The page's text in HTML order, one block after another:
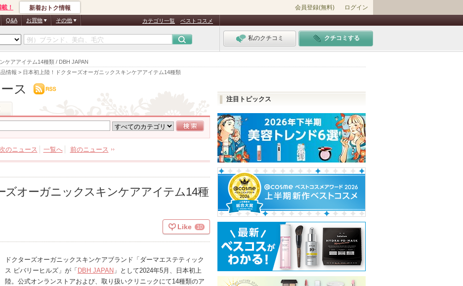
ケアアイテム14種類 / DBH JAPAN
情報 > 日本初上陸！ドクターズオーガニックスキンケアアイテム14種類
！ 新着おトク情報 会員登録(無料) ログイン
Q&A お買物 その他 カテゴリ一覧 ベストコスメ
私のクチコミ クチコミする
ス
次のニュース 一覧へ 前のニュース
ズオーガニックスキンケアアイテム14種
Like 10
ドクターズオーガニックスキンケアブランド「ダーマエステティック
ス ビバリーヒルズ」が「 DBH JAPAN 」として2024年5月、日本初上
陸。公式オンランストアおよび、取り扱いクリニックにて14種類のア
注目トピックス